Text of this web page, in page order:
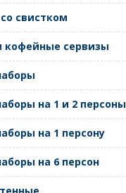
свистком
сервизы
на 1 и 2 персоны
на 1 персону
на 6 персон